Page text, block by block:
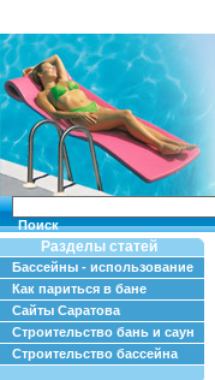
Поиск
Разделы статей
Бассейны - использование
Как париться в бане
Сайты Саратова
Строительство бань и саун
Строительство бассейна